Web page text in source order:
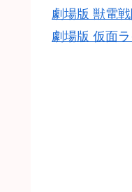
劇場版 獣電
劇場版 仮面